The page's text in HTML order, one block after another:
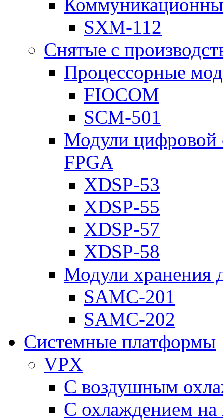
SXM-112
Снятые с
Процессорные
FIOCOM
SCM-501
Модули цифровой
FPGA
XDSP-53
XDSP-55
XDSP-57
XDSP-58
Модули хранения
SAMC-201
SAMC-202
Системные платформы
VPX
С воздушным
С охлаждением на